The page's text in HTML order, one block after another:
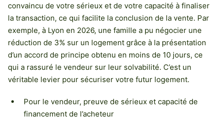
convaincu de votre sérieux et de votre capacité à finaliser
la transaction, ce qui facilite la conclusion de la vente. Par
exemple, à Lyon en 2026, une famille a pu négocier une
réduction de 3% sur un logement grâce à la présentation
d’un accord de principe obtenu en moins de 10 jours, ce
qui a rassuré le vendeur sur leur solvabilité. C’est un
véritable levier pour sécuriser votre futur logement.
Pour le vendeur, preuve de sérieux et capacité de
financement de l’acheteur